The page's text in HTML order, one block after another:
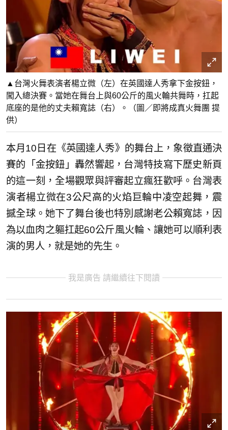
▲台灣火舞表演者楊立微（左）在英國達人秀拿下金按鈕，
闖入總決賽。當她在舞台上與60公斤的風火輪共舞時，扛起
底座的是他的丈夫賴寬誌（右）。（圖／即將成真火舞團 提
供）
本月10日在《英國達人秀》的舞台上，象徵直通決
賽的「金按鈕」轟然響起，台灣特技寫下歷史新頁
的這一刻，全場觀眾與評審起立瘋狂歡呼。台灣表
演者楊立微在3公尺高的火焰巨輪中凌空起舞，震
撼全球。她下了舞台後也特別感謝老公賴寬誌，因
為以血肉之軀扛起60公斤風火輪、讓她可以順利表
演的男人，就是她的先生。
我是廣告 請繼續往下閱讀